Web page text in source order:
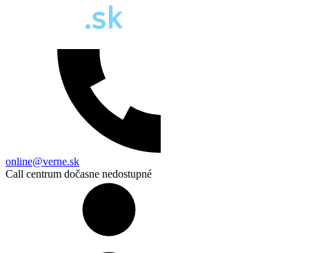
online@verne.sk
Call centrum dočasne nedostupné